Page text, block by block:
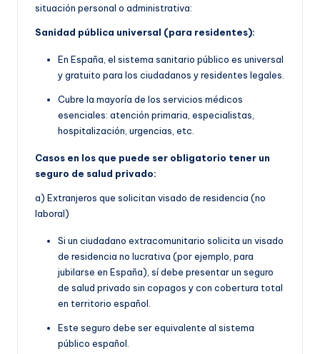
situación personal o administrativa:
Sanidad pública universal (para residentes):
En España, el sistema sanitario público es universal
y gratuito para los ciudadanos y residentes legales.
Cubre la mayoría de los servicios médicos
esenciales: atención primaria, especialistas,
hospitalización, urgencias, etc.
Casos en los que puede ser obligatorio tener un
seguro de salud privado:
a) Extranjeros que solicitan visado de residencia (no
laboral)
Si un ciudadano extracomunitario solicita un visado
de residencia no lucrativa (por ejemplo, para
jubilarse en España), sí debe presentar un seguro
de salud privado sin copagos y con cobertura total
en territorio español.
Este seguro debe ser equivalente al sistema
público español.